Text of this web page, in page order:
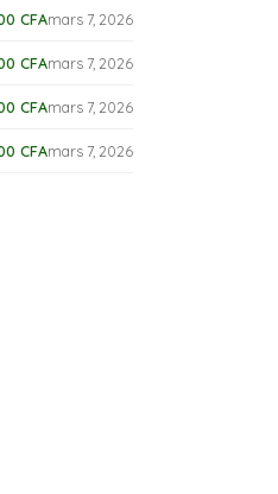
CFAmars 7, 2026
CFAmars 7, 2026
CFAmars 7, 2026
CFAmars 7, 2026